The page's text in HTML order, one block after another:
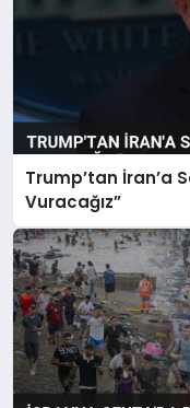
Trump’tan İran’a
Vuracağız”